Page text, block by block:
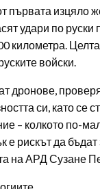
първата изцяло
удари по
километра.
войски.
дронове,
си, като се
– колкото по-
е рискът да
на АРД Сузане